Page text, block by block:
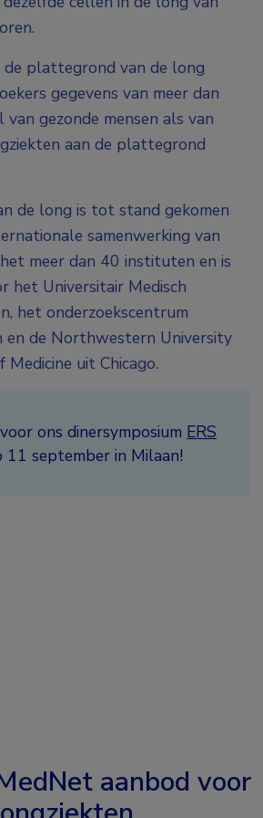
de plattegrond van de long
gegevens van meer dan
gezonde mensen als van
aan de plattegrond
de long is tot stand gekomen
samenwerking van
meer dan 40 instituten en is
het Universitair Medisch
het onderzoekscentrum
en de Northwestern University
uit Chicago.
ons dinersymposium ERS
11 september in Milaan!
aanbod voor